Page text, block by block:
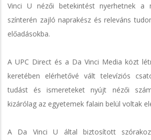
Vinci U nézői betekintést nyerhetnek a
színterén zajló naprakész és releváns
előadásokba.
A UPC Direct és a Da Vinci Media közt
keretében elérhetővé vált televíziós
tudást és ismereteket nyújt nézői
kizárólag az egyetemek falain belül voltak
A Da Vinci U által biztosított